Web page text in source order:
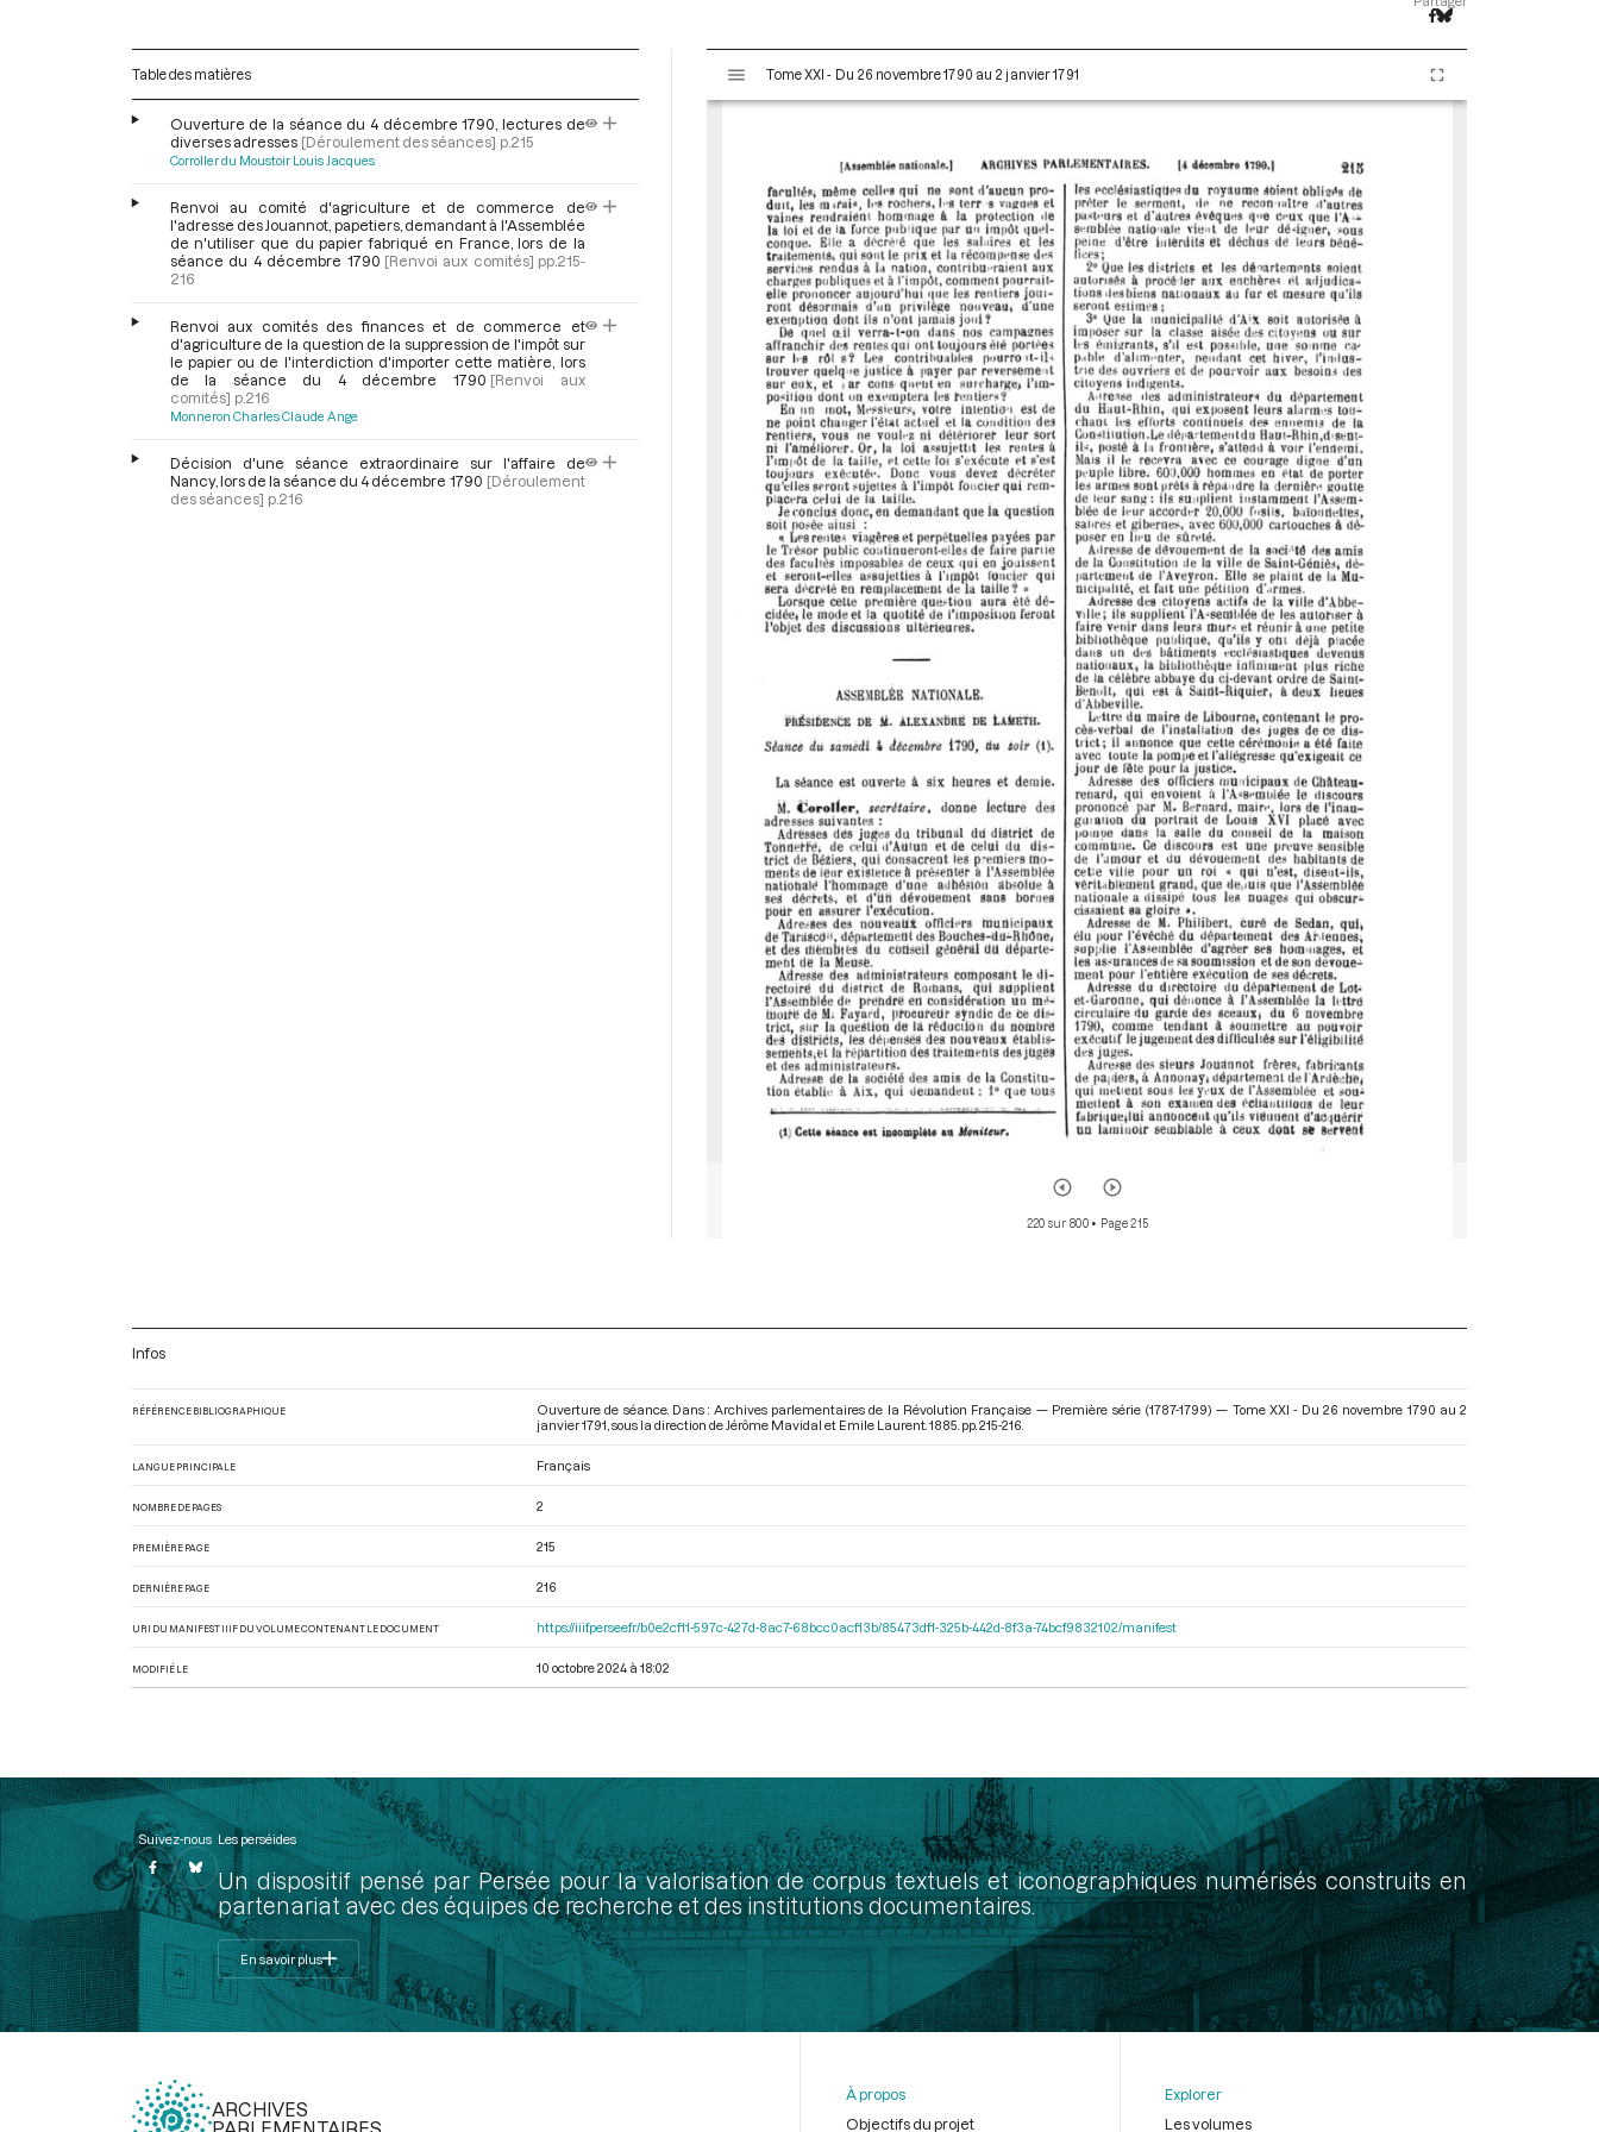
Table des matières
Ouverture de la séance du 4 décembre 1790, lectures de
diverses adresses [Déroulement des séances] p.215
Corroller du Moustoir Louis Jacques
Renvoi au comité d'agriculture et de commerce de
l'adresse des Jouannot, papetiers, demandant à l'Assemblée
de n'utiliser que du papier fabriqué en France, lors de la
séance du 4 décembre 1790 [Renvoi aux comités] pp.215-
216
Renvoi aux comités des finances et de commerce et
d'agriculture de la question de la suppression de l'impôt sur
le papier ou de l'interdiction d'importer cette matière, lors
de la séance du 4 décembre 1790 [Renvoi aux
comités] p.216
Monneron Charles Claude Ange
Décision d'une séance extraordinaire sur l'affaire de
Nancy, lors de la séance du 4 décembre 1790 [Déroulement
des séances] p.216
s
Tome XXI - Du 26 novembre 1790 au 2 janvier 1791
220 sur 800• Page 215
Infos
RÉFÉRENCE BIBLIOGRAPHIQUE
Ouverture de séance. Dans : Archives parlementaires de la Révolution Française — Première série (1787-1799) — Tome XXI - Du 26 novembre 1790 au 2
janvier 1791 , sous la direction de Jérôme Mavidal et Emile Laurent. 1885. pp. 215-216.
LANGUE PRINCIPALE Français
NOMBRE DE PAGES 2
PREMIÈRE PAGE 215
DERNIÈRE PAGE 216
URI DU MANIFEST IIIF DU VOLUME CONTENANT LE DOCUMENT https://iiif.persee.fr/b0e2cf11-597c-427d-8ac7-68bcc0acf13b/85473df1-325b-442d-8f3a-74bcf9832102/manifest
MODIFIÉ LE 10 octobre 2024 à 18:02
Suivez-nous Les perséides
Un dispositif pensé par Persée pour la valorisation de corpus textuels et iconographiques numérisés construits en
partenariat avec des équipes de recherche et des institutions documentaires.
En savoir plus
ARCHIVES
À propos
Objectifs du projet
Explorer
Les volumes